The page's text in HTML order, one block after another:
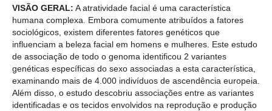
VISÃO GERAL: A atratividade facial é uma característica
humana complexa. Embora comumente atribuídos a fatores
sociológicos, existem diferentes fatores genéticos que
influenciam a beleza facial em homens e mulheres. Este estudo
de associação de todo o genoma identificou 2 variantes
genéticas específicas do sexo associadas a esta característica,
examinando mais de 4.000 indivíduos de ascendência europeia.
Além disso, o estudo descobriu associações entre as variantes
identificadas e os tecidos envolvidos na reprodução e produção